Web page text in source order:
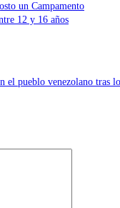
un Campamento
12 y 16 años
el pueblo venezolano tras